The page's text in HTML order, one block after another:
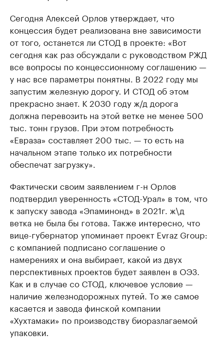
Сегодня Алексей Орлов утверждает, что
концессия будет реализована вне зависимости
от того, останется ли СТОД в проекте: «Вот
сегодня как раз обсуждали с руководством РЖД
все вопросы по концессионному соглашению —
у нас все параметры понятны. В 2022 году мы
запустим железную дорогу. И СТОД об этом
прекрасно знает. К 2030 году ж/д дорога
должна перевозить на этой ветке не менее 500
тыс. тонн грузов. При этом потребность
«Евраза» составляет 200 тыс. — то есть на
начальном этапе только их потребности
обеспечат загрузку».
Фактически своим заявлением г-н Орлов
подтвердил уверенность «СТОД-Урал» в том, что
к запуску завода «Эпаминонд» в 2021г. ж\д
ветка не была бы готова. Также интересно, что
вице-губернатор упоминает проект Evraz Group:
с компанией подписано соглашение о
намерениях и она выбирает, какой из двух
перспективных проектов будет заявлен в ОЭЗ.
Как и в случае со СТОД, ключевое условие —
наличие железнодорожных путей. То же самое
касается и завода финской компании
«Хухтамаки» по производству биоразлагаемой
упаковки.